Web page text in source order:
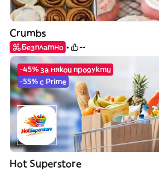
Crumbs
Безплатно --
-45% за някои продукти
-55% с Prime
Hot Superstore